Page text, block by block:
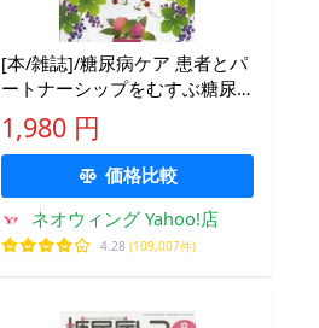
[本/雑誌]/糖尿病ケア 患者とパ
ートナーシップをむすぶ糖尿
病療養援助 Vol.9No.12(2012-
12)/メディカ出版(単行本・ムッ
ク)
1,980 円
価格比較
ネオウィング Yahoo!店
4.28 (109,007件)